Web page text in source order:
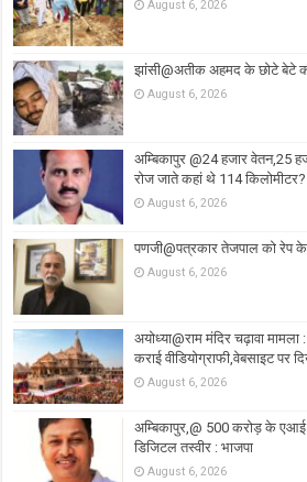
August 6, 2026
झांसी@अतीक अहमद के छोटे बेटे
August 6, 2026
अम्बिकापुर @24 हजार वेतन,25
रोज जाते कहां थे 114 किलोमीटर?
August 6, 2026
पणजी@पत्रकार तेजपाल को रेप
August 6, 2026
अयोध्या@राम मंदिर चढ़ावा
कराई वीडियोग्राफी,वेबसाइट पर
August 6, 2026
अम्बिकापुर,@ 500 करोड़ के
डिजिटल तस्वीर : भाजपा
August 6, 2026